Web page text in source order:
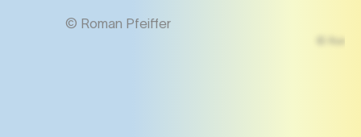
© Roman Pfeiffer